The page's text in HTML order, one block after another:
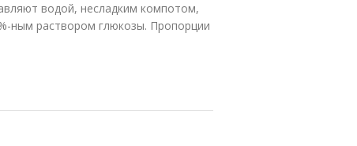
водой, несладким компотом,
ным раствором глюкозы. Пропорции